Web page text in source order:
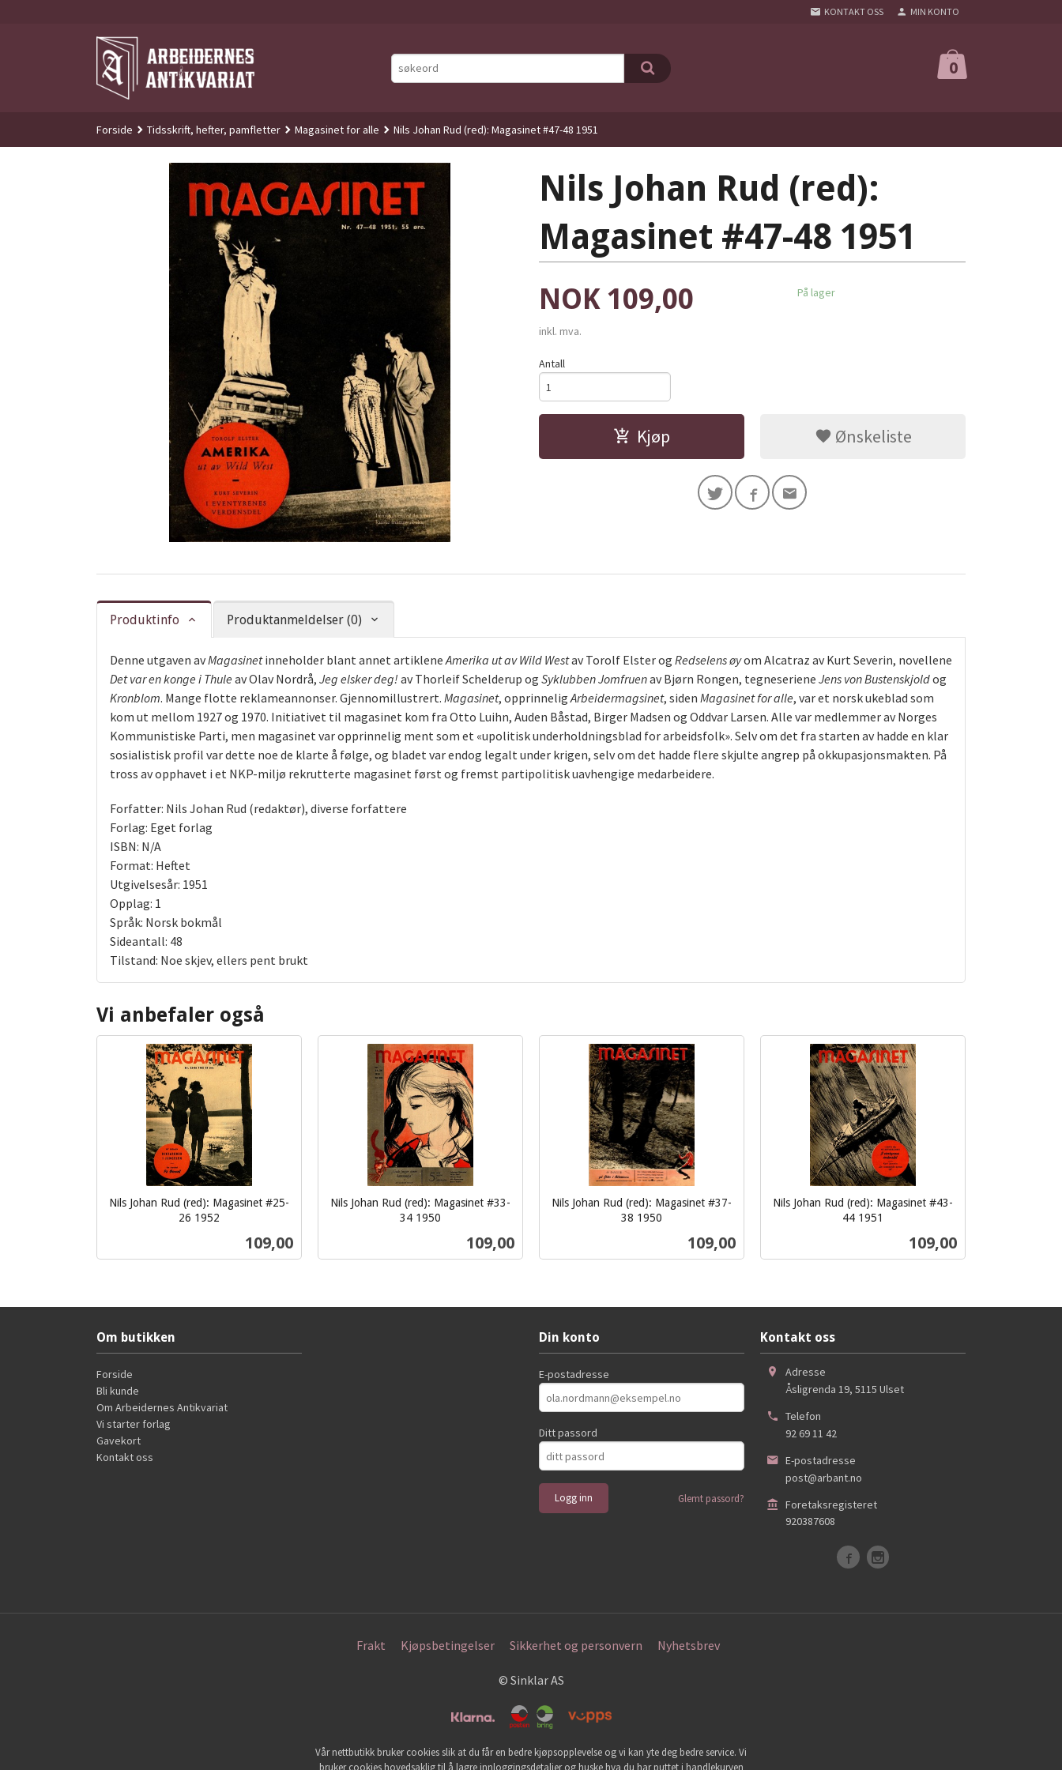
KONTAKT OSS MIN KONTO
0
Forside Tidsskrift, hefter, pamfletter Magasinet for alle Nils Johan Rud (red): Magasinet #47-48 1951
Nils Johan Rud (red):
Magasinet #47-48 1951
Pris
NOK 109,00
inkl. mva.
På lager
Antall
Kjøp Ønskeliste
Produktinfo Produktanmeldelser (0)
Denne utgaven avMagasinetinneholder blant annet artikleneAmerika ut av Wild Westav Torolf Elster og Redselens øyom Alcatraz av Kurt Severin, novellene
Det var en konge i Thule av Olav Nordrå, Jeg elsker deg! av Thorleif Schelderup og Syklubben Jomfruenav Bjørn Rongen, tegneseriene Jens von Bustenskjoldog
Kronblom. Mange flotte reklameannonser. Gjennomillustrert. Magasinet, opprinneligArbeidermagsinet, siden Magasinet for alle, var et norsk ukeblad som
kom ut mellom 1927 og 1970. Initiativet til magasinet kom fra Otto Luihn, Auden Båstad, Birger Madsen og Oddvar Larsen. Alle var medlemmer av Norges
Kommunistiske Parti, men magasinet var opprinnelig ment som et «upolitisk underholdningsblad for arbeidsfolk». Selv om det fra starten av hadde en klar
sosialistisk profil var dette noe de klarte å følge, og bladet var endog legalt under krigen, selv om det hadde flere skjulte angrep på okkupasjonsmakten. På
tross av opphavet i et NKP-miljø rekrutterte magasinet først og fremst partipolitisk uavhengige medarbeidere.
Forfatter: Nils Johan Rud (redaktør), diverse forfattere
Forlag: Eget forlag
ISBN: N/A
Format: Heftet
Utgivelsesår: 1951
Opplag: 1
Språk: Norsk bokmål
Sideantall: 48
Tilstand: Noe skjev, ellers pent brukt
Vi anbefaler også
Nils Johan Rud (red): Magasinet #25-
26 1952
Pris
109,00
Nils Johan Rud (red): Magasinet #33-
34 1950
Pris
109,00
Nils Johan Rud (red): Magasinet #37-
38 1950
Pris
109,00
Nils Johan Rud (red): Magasinet #43-
44 1951
Pris
109,00
Om butikken
Forside
Bli kunde
Om Arbeidernes Antikvariat
Vi starter forlag
Gavekort
Kontakt oss
Din konto
E-postadresse
Ditt passord
Glemt passord?
Kontakt oss
Adresse
Åsligrenda 19, 5115 Ulset
Telefon
92 69 11 42
E-postadresse
post@arbant.no
Foretaksregisteret
920387608
Frakt Kjøpsbetingelser Sikkerhet og personvern Nyhetsbrev
© Sinklar AS
Vår nettbutikk bruker cookies slik at du får en bedre kjøpsopplevelse og vi kan yte deg bedre service. Vi
bruker cookies hovedsaklig til å lagre innloggingsdetaljer og huske hva du har puttet i handlekurven